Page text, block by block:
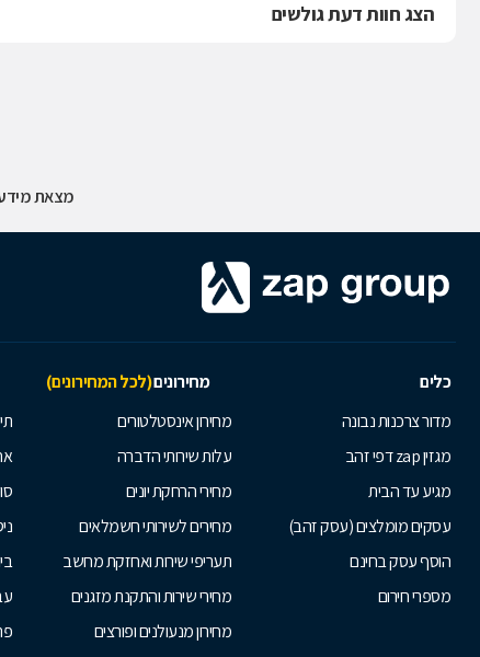
הצג חוות דעת גולשים
מצאת מידע
כלים מחירונים(לכל המחירונים)
מדור צרכנות נבונה
מגזין zap דפי זהב
מגיע עד הבית
עסקים מומלצים (עסק זהב)
הוסף עסק בחינם
מספרי חירום
מחירון אינסטלטורים
עלות שירותי הדברה
מחירי הרחקת יונים
מחירים לשירותי חשמלאים
תעריפי שירות ואחזקת מחשב
מחירי שירות והתקנת מזגנים
מחירון מנעולנים ופורצים